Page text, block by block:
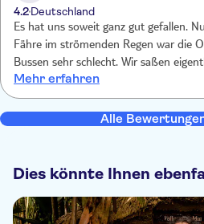
4.2Deutschland
Es hat uns soweit ganz gut gefallen. Nur auf dem Rückweg von der
Fähre im strömenden Regen war die
Bussen sehr schlecht. Wir saßen eigentlich schon im richtigen Bus
und mussten wieder raus. Keiner
waren nass bis auf die Haut.
Bus anbringen. Funktioniert in andern
Mehr erfahren
Alle
Dies könnte Ihnen